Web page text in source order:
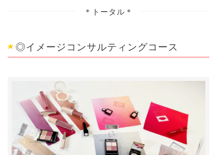
＊トータル＊
◎イメージコンサルティングコース